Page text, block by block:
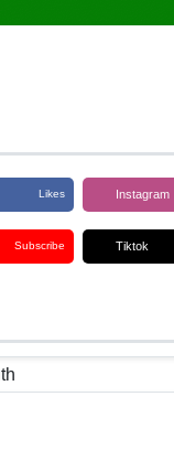
Likes Instagram
Subscribe Tiktok